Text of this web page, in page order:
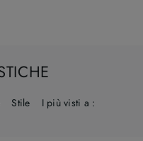
Stile I più visti a :